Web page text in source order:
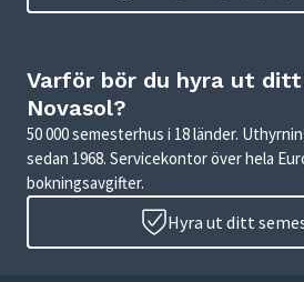
Varför bör du hyra ut ditt
Novasol?
50 000 semesterhus i 18 länder.
sedan 1968. Servicekontor över hela
bokningsavgifter.
Hyra ut ditt